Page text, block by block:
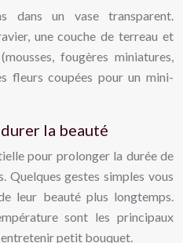
dans un vase transparent.
une couche de terreau et
fougères miniatures,
fleurs coupées pour un mini-
la beauté
pour prolonger la durée de
Quelques gestes simples vous
leur beauté plus longtemps.
sont les principaux
petit bouquet.